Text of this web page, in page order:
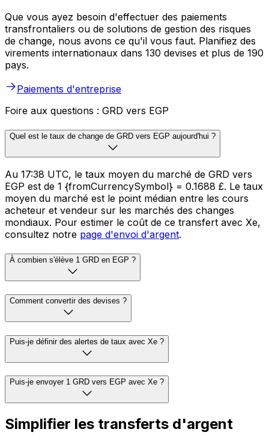
Que vous ayez besoin d'effectuer des paiements
transfrontaliers ou de solutions de gestion des risques
de change, nous avons ce qu'il vous faut. Planifiez des
virements internationaux dans 130 devises et plus de 190
pays.
Paiements d'entreprise
Foire aux questions : GRD vers EGP
Quel est le taux de change de GRD vers EGP aujourd'hui ?
Au 17:38 UTC, le taux moyen du marché de GRD vers
EGP est de 1 {fromCurrencySymbol} = 0.1688 £. Le taux
moyen du marché est le point médian entre les cours
acheteur et vendeur sur les marchés des changes
mondiaux. Pour estimer le coût de ce transfert avec Xe,
consultez notre page d'envoi d'argent.
À combien s'élève 1 GRD en EGP ?
Comment convertir des devises ?
Puis-je définir des alertes de taux avec Xe ?
Puis-je envoyer 1 GRD vers EGP avec Xe ?
Simplifier les transferts d'argent